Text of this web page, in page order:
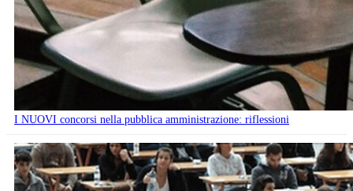
I NUOVI concorsi nella pubblica amministrazione: riflessioni